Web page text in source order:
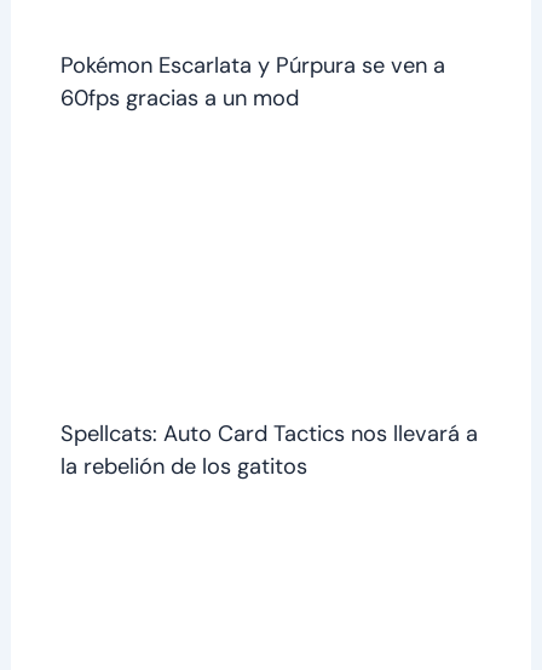
Pokémon Escarlata y Púrpura se ven a
60fps gracias a un mod
Spellcats: Auto Card Tactics nos llevará a
la rebelión de los gatitos